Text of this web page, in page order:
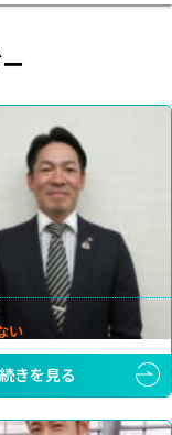
い
続きを見る